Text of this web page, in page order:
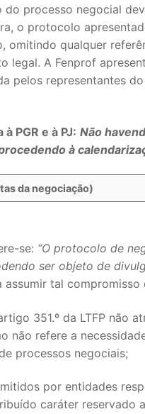
do processo negocial
o protocolo
omitindo qualquer
legal. A Fenprof
pelos representantes
PGR e à PJ: Não
à
da negociação)
se: “O protocolo de
ser objeto de
assumir tal
351.º da LTFP não
não refere a
processos negociais;
por entidades
caráter reservado